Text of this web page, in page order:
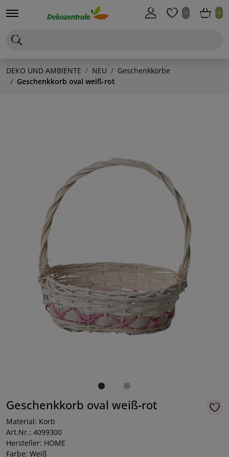
0 0
DEKO UND AMBIENTE NEU
Geschenkkörbe
Geschenkkorb oval weiß-rot
Geschenkkorb oval weiß-rot
Material: Korb
Art.Nr.: 4099300
Hersteller: HOME
Farbe: Weiß